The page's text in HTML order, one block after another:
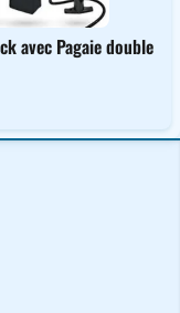
avec Pagaie double